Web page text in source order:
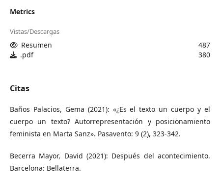
Metrics
Vistas/Descargas
Resumen
487
.pdf
380
Citas
Baños Palacios, Gema (2021): «¿Es el texto un cuerpo y el
cuerpo un texto? Autorrepresentación y posicionamiento
feminista en Marta Sanz». Pasavento: 9 (2), 323-342.
Becerra Mayor, David (2021): Después del acontecimiento.
Barcelona: Bellaterra.